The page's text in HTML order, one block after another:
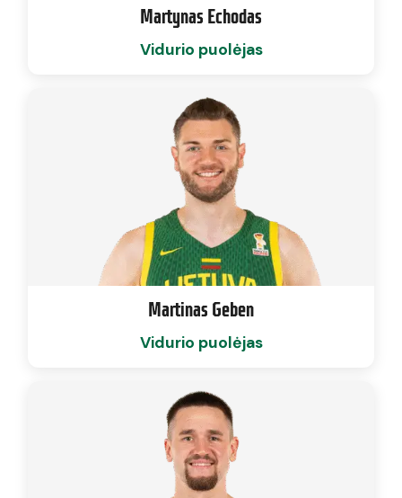
Martynas Echodas
Vidurio puolėjas
Martinas Geben
Vidurio puolėjas